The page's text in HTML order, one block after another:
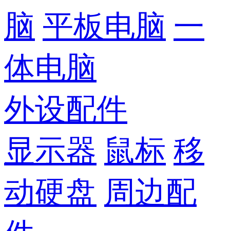
脑 平板电脑 一
体电脑
外设配件
显示器 鼠标 移
动硬盘 周边配